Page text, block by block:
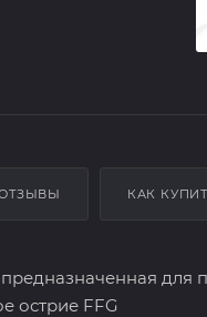
КАК
острие FFG